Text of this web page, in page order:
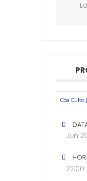
Côa Culto
Jun
22:00